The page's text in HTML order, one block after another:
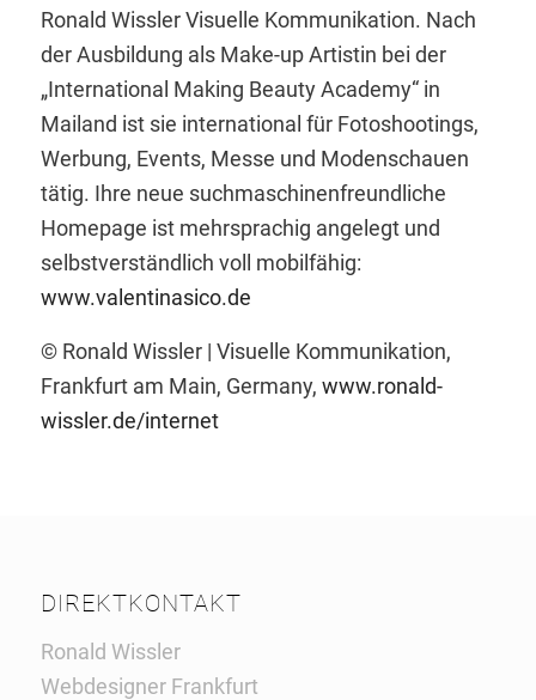
Ronald Wissler Visuelle Kommunikation. Nach
der Ausbildung als Make-up Artistin bei der
„International Making Beauty Academy“ in
Mailand ist sie international für Fotoshootings,
Werbung, Events, Messe und Modenschauen
tätig. Ihre neue suchmaschinenfreundliche
Homepage ist mehrsprachig angelegt und
selbstverständlich voll mobilfähig:
www.valentinasico.de
© Ronald Wissler | Visuelle Kommunikation,
Frankfurt am Main, Germany, www.ronald-
wissler.de/internet
DIREKTKONTAKT
Ronald Wissler
Webdesigner Frankfurt